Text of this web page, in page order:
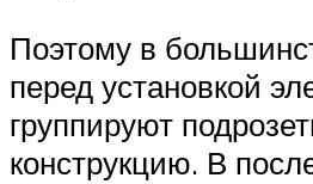
Поэтому в
перед установкой
группируют
конструкцию. В